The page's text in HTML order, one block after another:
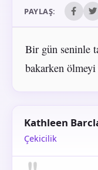
PAYLAŞ:
Bir gün seninle
bakarken
Kathleen
Çekicilik